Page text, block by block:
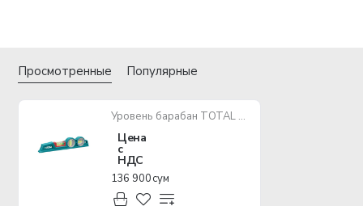
Просмотренные Популярные
Уровень барабан TOTAL TMT221306
Цена
с
НДС
136 900 сум